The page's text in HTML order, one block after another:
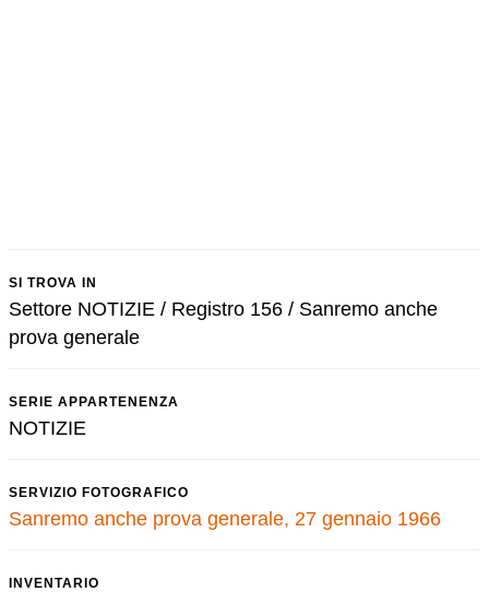
SI TROVA IN
Settore NOTIZIE / Registro 156 / Sanremo anche
prova generale
SERIE APPARTENENZA
NOTIZIE
SERVIZIO FOTOGRAFICO
Sanremo anche prova generale, 27 gennaio 1966
INVENTARIO